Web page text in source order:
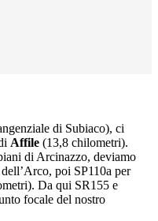
di Subiaco), ci
Affile (13,8 chilometri).
di Arcinazzo, deviamo
poi SP110a per
Da qui SR155 e
focale del nostro